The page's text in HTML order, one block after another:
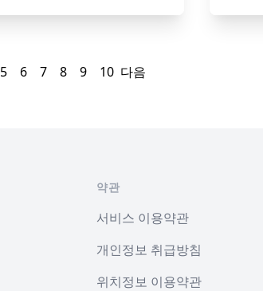
5 6 7 8 9 10 다음
약관
서비스 이용약관
개인정보 취급방침
위치정보 이용약관